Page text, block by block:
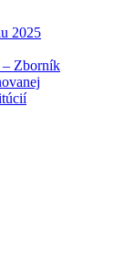
2025
– Zborník